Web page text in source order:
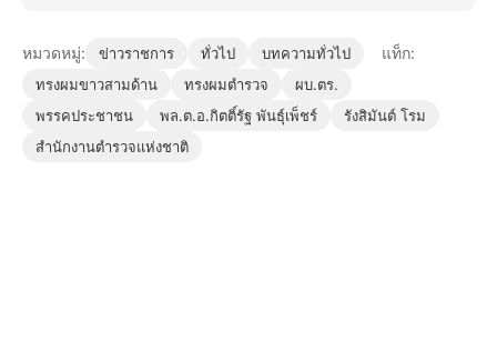
หมวดหมู่: ข่าวราชการ ทั่วไป บทความทั่วไป แท็ก:
ทรงผมขาวสามด้าน ทรงผมตำรวจ
ผบ.ตร.
พรรคประชาชน
พล.ต.อ.กิตติ์รัฐ พันธุ์เพ็ชร์
รังสิมันต์ โรม
สำนักงานตำรวจแห่งชาติ